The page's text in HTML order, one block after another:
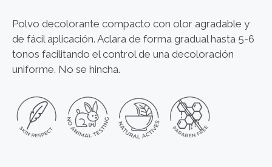
Polvo decolorante compacto con olor agradable y
de fácil aplicación. Aclara de forma gradual hasta 5-6
tonos facilitando el control de una decoloración
uniforme. No se hincha.